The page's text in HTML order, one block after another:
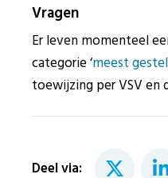
Vragen
Er leven momenteel
categorie ‘meest
toewijzing per VSV en
Deel via: